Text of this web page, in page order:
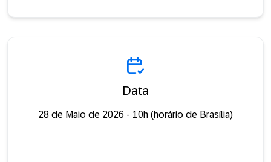
Data
28 de Maio de 2026 - 10h (horário de Brasília)